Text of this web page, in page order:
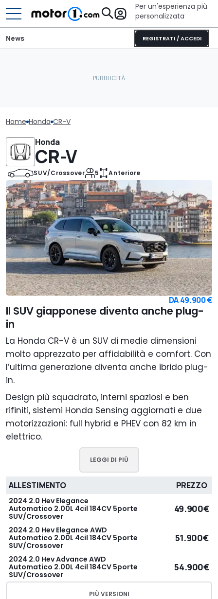
Per un'esperienza più
personalizzata
REGISTRATI / ACCEDI
News
Home Honda CR-V
Honda
CR-V
SUV/Crossover 5 Anteriore
DA49.900 €
Il SUV giapponese diventa anche plug-
in
La Honda CR-V è un SUV di medie dimensioni
molto apprezzato per affidabilità e comfort. Con
l’ultima generazione diventa anche ibrido plug-
in.
Design più squadrato, interni spaziosi e ben
rifiniti, sistemi Honda Sensing aggiornati e due
motorizzazioni: full hybrid e PHEV con 82 km in
elettrico.
LEGGI DI PIÙ
ALLESTIMENTO PREZZO
2024 2.0 Hev Elegance
Automatico 2.00L 4cil 184CV 5porte
SUV/Crossover
49.900€
2024 2.0 Hev Elegance AWD
Automatico 2.00L 4cil 184CV 5porte
SUV/Crossover
51.900€
2024 2.0 Hev Advance AWD
Automatico 2.00L 4cil 184CV 5porte
SUV/Crossover
54.900€
PIÙ VERSIONI